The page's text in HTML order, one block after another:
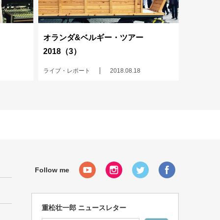
オランダ&ベルギー・ツアー
2018（3）
ライブ・レポート 2018.08.18
重松壮一郎 ニュースレター